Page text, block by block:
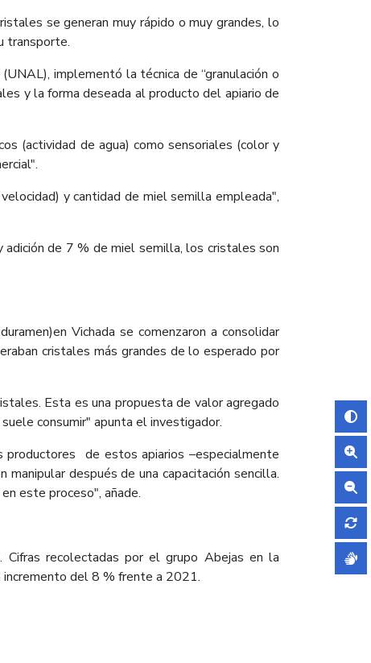
se generan muy rápido o muy grandes, lo
transporte.
implementó la técnica de “granulación o
y la forma deseada al producto del apiario de
(actividad de agua) como sensoriales (color y
y cantidad de miel semilla empleada",
de 7 % de miel semilla, los cristales son
Vichada se comenzaron a consolidar
cristales más grandes de lo esperado por
Esta es una propuesta de valor agregado
consumir" apunta el investigador.
productores de estos apiarios –especialmente
después de una capacitación sencilla.
este proceso", añade.
recolectadas por el grupo Abejas en la
incremento del 8 % frente a 2021.​